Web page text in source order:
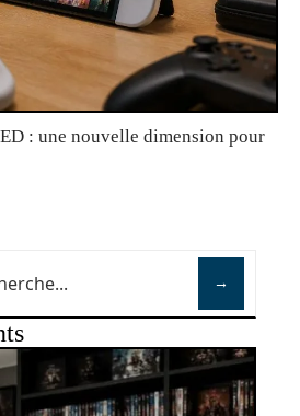
: une nouvelle dimension pour